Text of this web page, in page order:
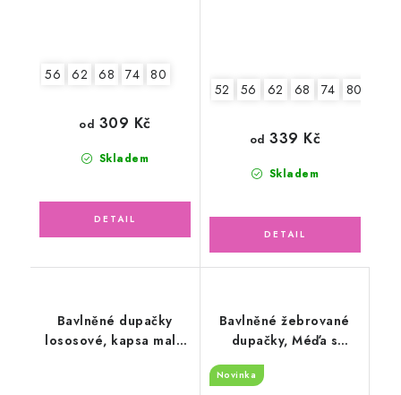
56 62 68 74 80
Skladem
od 309 Kč
52 56 62 68 74 80
Skladem
od 339 Kč
Bavlněné dupačky
lososové, kapsa malé
Bavlněné žebrované
dupačky, Méďa s
Novinka